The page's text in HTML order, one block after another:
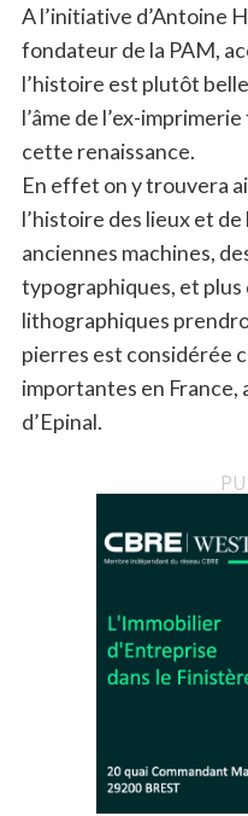
A l’initiative d’Antoine
fondateur de la PAM,
l’histoire est plutôt
l’âme de l’ex-
cette renaissance.
En effet on y trouvera
l’histoire des lieux et de
anciennes machines,
typographiques, et plus
lithographiques
pierres est considérée
importantes en France,
d’Epinal.